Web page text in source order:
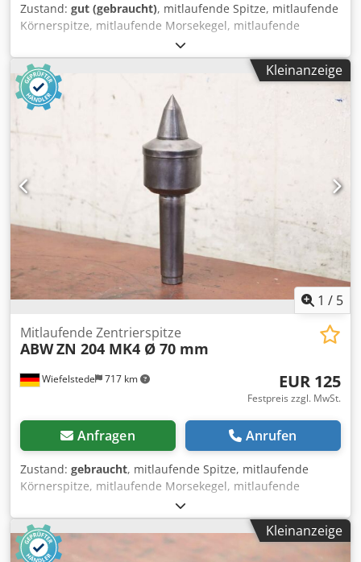
Zustand: gut (gebraucht), mitlaufende Spitze, mitlaufende
Körnerspitze, mitlaufende Morsekegel, mitlaufende
Zentrierspitze, mitlaufende Drehbankspitze, Körnerspitze,
Zentrierkegel -Hersteller: Röhm / unbekannt, mitlaufende
Zentrierspitzen 5 Stück -Typ: Röhm 108H MK4 / 108HVL
MK4 / 3x ohne Typbezeichnung -Aufnahme: MK4 -
Preis/Abgabe: komplett -Transportabmessung:
290/230/H80 mm -Gewicht ge.: 9,6 kg Dodpswa Ix Ijfx Afijck
Kleinanzeige
1 / 5
Wiefelstede 717 km
Mitlaufende Zentrierspitze
ABWZN 204 MK4 Ø 70 mm
EUR 125
Festpreis zzgl. MwSt.
Anfragen Anrufen
Zustand: gebraucht, mitlaufende Spitze, mitlaufende
Körnerspitze, mitlaufende Morsekegel, mitlaufende
Zentrierspitze, mitlaufende Drehbankspitze, Körnerspitze,
Zentrierkegel -Hersteller: ABW, mitlaufende Zentrierspitze
-Typ: ZN 204 -Aufnahme: MK4 -Abmessung: Ø 70 x 220 mm
-Gewicht: 2,1 kg Dcjdpfxstxkvfj Afijk
Kleinanzeige